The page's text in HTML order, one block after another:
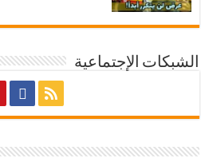
الشبكات الإجتماعية